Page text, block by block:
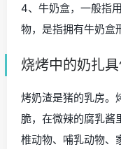
4、牛奶盒，一般指
物，是指拥有牛奶盒
烧烤中的奶扎
烤奶渣是猪的乳房。
脆，在微辣的腐乳酱
椎动物、哺乳动物、